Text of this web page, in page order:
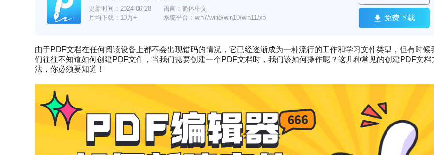
更新时间： 2024-06-28
月均下载：10万+
语言：简体中文
系统平台：win7/win8/win10/win11/xp
免费下载
由于PDF文档在任何阅读设备上都不会出现错码的情况，它已经逐渐成为一种流行的工作和学习文件类型，但有时候
们往往不知道如何创建PDF文件，当我们需要创建一个PDF文档时，我们该如何操作呢？这几种常见的创建PDF文档
法，你必须要知道！